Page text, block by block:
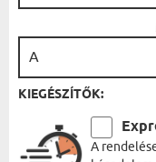
KIEGÉSZÍTŐK:
A